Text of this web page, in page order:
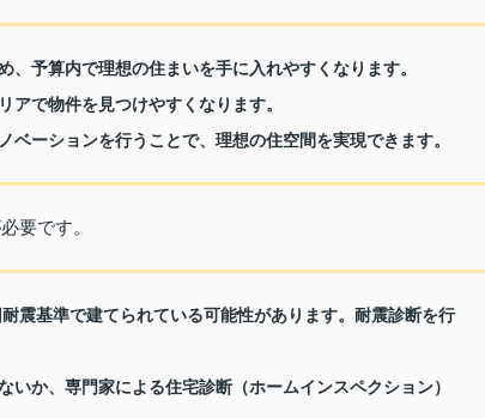
予算内で理想の住まいを手に入れやすくなります。
アで物件を見つけやすくなります。
ベーションを行うことで、理想の住空間を実現できます。
要です。
震基準で建てられている可能性があります。耐震診断を行
いか、専門家による住宅診断（ホームインスペクション）